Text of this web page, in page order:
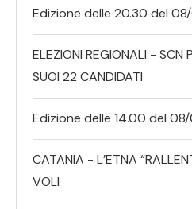
Edizione delle 20.30 del
ELEZIONI REGIONALI - SCN
SUOI 22 CANDIDATI
Edizione delle 14.00 del
CATANIA - L’ETNA
VOLI